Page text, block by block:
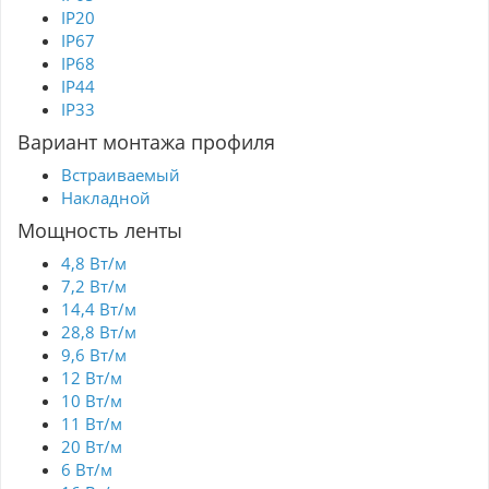
IP20
IP67
IP68
IP44
IP33
Вариант монтажа профиля
Встраиваемый
Накладной
Мощность ленты
4,8 Вт/м
7,2 Вт/м
14,4 Вт/м
28,8 Вт/м
9,6 Вт/м
12 Вт/м
10 Вт/м
11 Вт/м
20 Вт/м
6 Вт/м